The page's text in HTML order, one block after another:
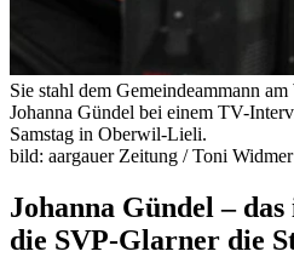
Sie stahl dem Gemeindeammann
Johanna Gündel bei einem TV-
Samstag in Oberwil-Lieli.
bild: aargauer Zeitung / Toni Widmer
Johanna Gündel –
die SVP-Glarner die